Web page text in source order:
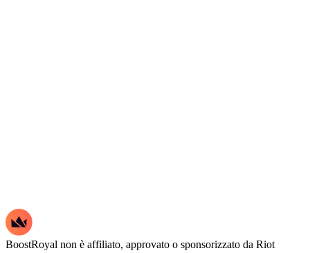
BoostRoyal non è affiliato, approvato o sponsorizzato da Riot